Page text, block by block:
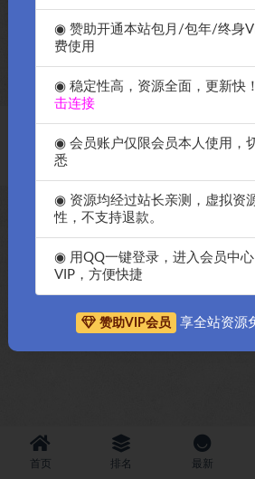
2022最新SaaS微信商城源码
CRMEB新零售移动电商系统
V3.2.4打通开源版(公众号+小程
序+h5)-OK源码中国
Copyright © 2018-2026 OK源码中国资源网 -
首页 排名 最新
◉ 赞助开通本站包月/包年/终身
费使用
◉ 稳定性高，资源全面，更新快
击连接
◉ 会员账户仅限会员本人使用，
悉
◉ 资源均经过站长亲测，虚拟资
性，不支持退款。
◉ 用QQ一键登录，进入会员中
VIP，方便快捷
赞助VIP会员 享全站资源